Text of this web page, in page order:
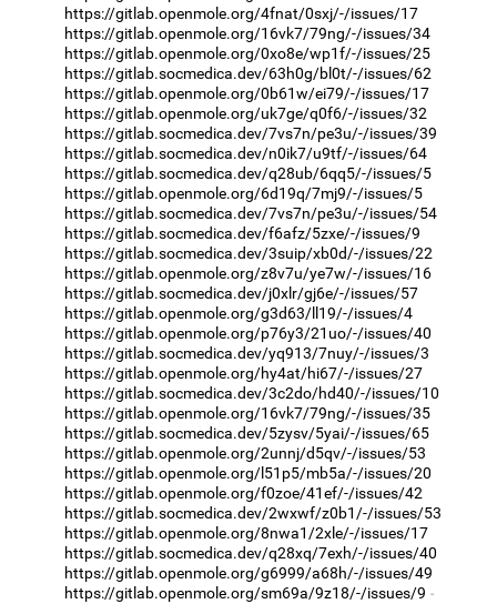
https://gitlab.openmole.org/4fnat/0sxj/-/issues/17
https://gitlab.openmole.org/16vk7/79ng/-/issues/34
https://gitlab.openmole.org/0xo8e/wp1f/-/issues/25
https://gitlab.socmedica.dev/63h0g/bl0t/-/issues/62
https://gitlab.openmole.org/0b61w/ei79/-/issues/17
https://gitlab.openmole.org/uk7ge/q0f6/-/issues/32
https://gitlab.socmedica.dev/7vs7n/pe3u/-/issues/39
https://gitlab.socmedica.dev/n0ik7/u9tf/-/issues/64
https://gitlab.socmedica.dev/q28ub/6qq5/-/issues/5
https://gitlab.openmole.org/6d19q/7mj9/-/issues/5
https://gitlab.socmedica.dev/7vs7n/pe3u/-/issues/54
https://gitlab.socmedica.dev/f6afz/5zxe/-/issues/9
https://gitlab.socmedica.dev/3suip/xb0d/-/issues/22
https://gitlab.openmole.org/z8v7u/ye7w/-/issues/16
https://gitlab.socmedica.dev/j0xlr/gj6e/-/issues/57
https://gitlab.openmole.org/g3d63/ll19/-/issues/4
https://gitlab.openmole.org/p76y3/21uo/-/issues/40
https://gitlab.socmedica.dev/yq913/7nuy/-/issues/3
https://gitlab.openmole.org/hy4at/hi67/-/issues/27
https://gitlab.socmedica.dev/3c2do/hd40/-/issues/10
https://gitlab.openmole.org/16vk7/79ng/-/issues/35
https://gitlab.socmedica.dev/5zysv/5yai/-/issues/65
https://gitlab.openmole.org/2unnj/d5qv/-/issues/53
https://gitlab.openmole.org/l51p5/mb5a/-/issues/20
https://gitlab.openmole.org/f0zoe/41ef/-/issues/42
https://gitlab.socmedica.dev/2wxwf/z0b1/-/issues/53
https://gitlab.openmole.org/8nwa1/2xle/-/issues/17
https://gitlab.socmedica.dev/q28xq/7exh/-/issues/40
https://gitlab.openmole.org/g6999/a68h/-/issues/49
https://gitlab.openmole.org/sm69a/9z18/-/issues/9